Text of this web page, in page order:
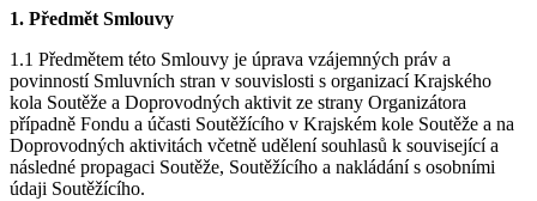
1. Předmět Smlouvy
1.1 Předmětem této Smlouvy je úprava vzájemných práv a
povinností Smluvních stran v souvislosti s organizací Krajského
kola Soutěže a Doprovodných aktivit ze strany Organizátora
případně Fondu a účasti Soutěžícího v Krajském kole Soutěže a na
Doprovodných aktivitách včetně udělení souhlasů k související a
následné propagaci Soutěže, Soutěžícího a nakládání s osobními
údaji Soutěžícího.